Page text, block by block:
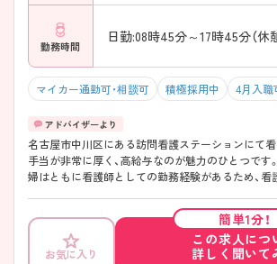
勤務時間
日勤:08時45分～17時45分（休
マイカー通勤可・相談可 積極採用中 4月入職
名古屋市中川区にある訪問看護ステーションにて看護
手当が非常に厚く、高給与なのが魅力のひとつです。 また、代表者様ご夫
婦はともに看護師としての勤務経験があるため、看
お気に入り
簡単1分！
この求人につ
詳しく聞いて